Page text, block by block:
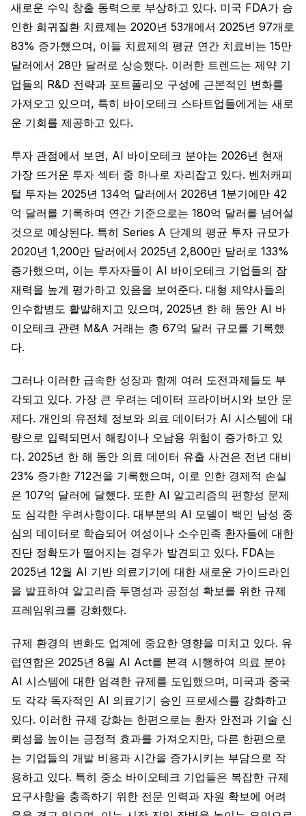
새로운 수익 창출 동력으로 부상하고 있다. 미국 FDA가 승
인한 희귀질환 치료제는 2020년 53개에서 2025년 97개로
83% 증가했으며, 이들 치료제의 평균 연간 치료비는 15만
달러에서 28만 달러로 상승했다. 이러한 트렌드는 제약 기
업들의 R&D 전략과 포트폴리오 구성에 근본적인 변화를
가져오고 있으며, 특히 바이오테크 스타트업들에게는 새로
운 기회를 제공하고 있다.
투자 관점에서 보면, AI 바이오테크 분야는 2026년 현재
가장 뜨거운 투자 섹터 중 하나로 자리잡고 있다. 벤처캐피
털 투자는 2025년 134억 달러에서 2026년 1분기에만 42
억 달러를 기록하며 연간 기준으로는 180억 달러를 넘어설
것으로 예상된다. 특히 Series A 단계의 평균 투자 규모가
2020년 1,200만 달러에서 2025년 2,800만 달러로 133%
증가했으며, 이는 투자자들이 AI 바이오테크 기업들의 잠
재력을 높게 평가하고 있음을 보여준다. 대형 제약사들의
인수합병도 활발해지고 있으며, 2025년 한 해 동안 AI 바
이오테크 관련 M&A 거래는 총 67억 달러 규모를 기록했
다.
그러나 이러한 급속한 성장과 함께 여러 도전과제들도 부
각되고 있다. 가장 큰 우려는 데이터 프라이버시와 보안 문
제다. 개인의 유전체 정보와 의료 데이터가 AI 시스템에 대
량으로 입력되면서 해킹이나 오남용 위험이 증가하고 있
다. 2025년 한 해 동안 의료 데이터 유출 사건은 전년 대비
23% 증가한 712건을 기록했으며, 이로 인한 경제적 손실
은 107억 달러에 달했다. 또한 AI 알고리즘의 편향성 문제
도 심각한 우려사항이다. 대부분의 AI 모델이 백인 남성 중
심의 데이터로 학습되어 여성이나 소수민족 환자들에 대한
진단 정확도가 떨어지는 경우가 발견되고 있다. FDA는
2025년 12월 AI 기반 의료기기에 대한 새로운 가이드라인
을 발표하여 알고리즘 투명성과 공정성 확보를 위한 규제
프레임워크를 강화했다.
규제 환경의 변화도 업계에 중요한 영향을 미치고 있다. 유
럽연합은 2025년 8월 AI Act를 본격 시행하여 의료 분야
AI 시스템에 대한 엄격한 규제를 도입했으며, 미국과 중국
도 각각 독자적인 AI 의료기기 승인 프로세스를 강화하고
있다. 이러한 규제 강화는 한편으로는 환자 안전과 기술 신
뢰성을 높이는 긍정적 효과를 가져오지만, 다른 한편으로
는 기업들의 개발 비용과 시간을 증가시키는 부담으로 작
용하고 있다. 특히 중소 바이오테크 기업들은 복잡한 규제
요구사항을 충족하기 위한 전문 인력과 자원 확보에 어려